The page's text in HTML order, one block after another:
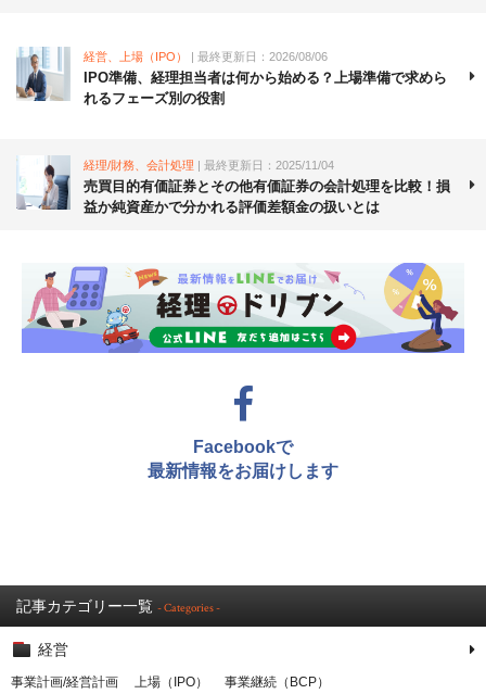
経営、上場（IPO） | 最終更新日：2026/08/06
IPO準備、経理担当者は何から始める？上場準備で求めら
れるフェーズ別の役割
経理/財務、会計処理 | 最終更新日：2025/11/04
売買目的有価証券とその他有価証券の会計処理を比較！損
益か純資産かで分かれる評価差額金の扱いとは
Facebookで
最新情報をお届けします
記事カテゴリー一覧 - Categories -
経営
事業計画/経営計画 上場（IPO）
事業継続（BCP）